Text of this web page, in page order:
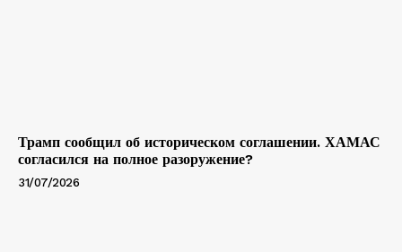
Трамп сообщил об историческом соглашении. ХАМАС
согласился на полное разоружение?
31/07/2026